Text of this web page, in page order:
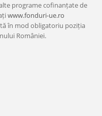
programe cofinanțate de
www.fonduri-ue.ro
în mod obligatoriu poziția
României.